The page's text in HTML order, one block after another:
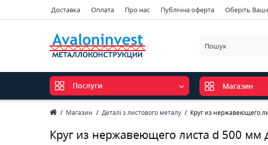
Доставка Оплата Про нас Публічна оферта Оберіть
Послуги Магазин
Магазин Деталі з листового металу Круг из нержавеющего
Круг из нержавеющего листа d 500